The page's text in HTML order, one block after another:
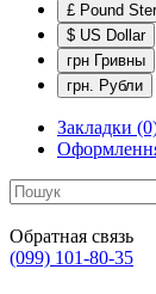
£ Pound
$ US Dollar
грн Гривны
грн. Рубли
Закладки
Обратная связь
(099) 101-80-35